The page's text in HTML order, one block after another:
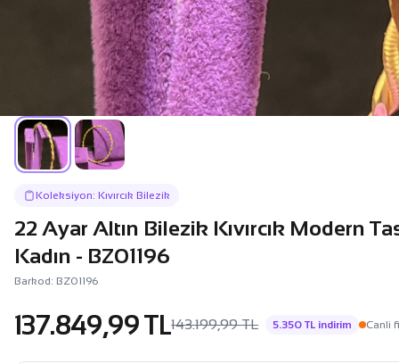
Koleksiyon: Kıvırcık Bilezik
22 Ayar Altın Bilezik Kıvırcık Modern
Kadın - BZ01196
Barkod: BZ01196
137.849,99 TL143.199,99 TL 5.350 TL indirim Canli